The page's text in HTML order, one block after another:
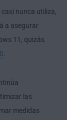
nunca utiliza,
a asegurar
11, quizás
las
medidas